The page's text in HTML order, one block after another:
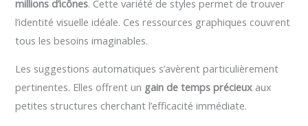
millions d’icônes. Cette variété de styles permet de trouver
l’identité visuelle idéale. Ces ressources graphiques couvrent
tous les besoins imaginables.
Les suggestions automatiques s’avèrent particulièrement
pertinentes. Elles offrent un gain de temps précieux aux
petites structures cherchant l’efficacité immédiate.